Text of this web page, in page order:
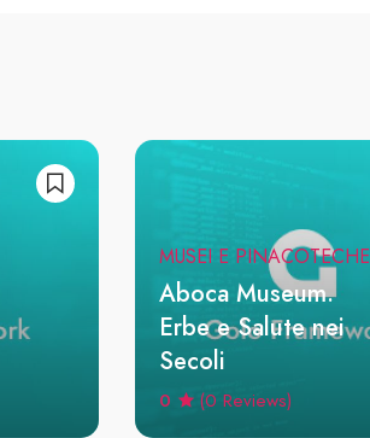
MUSEI E PINACOTECHE
Aboca Museum.
Erbe e Salute nei
Secoli
0 (0 Reviews)